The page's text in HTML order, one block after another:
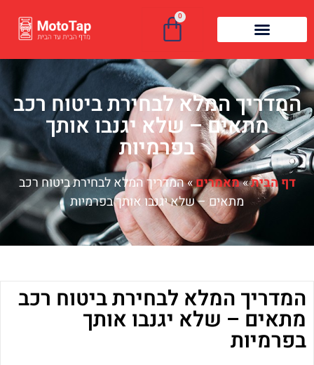
0
המדריך המלא לבחירת ביטוח רכב
מתאים – שלא יגנבו אותך
בפרמיות
דף הבית»מאמרים»המדריך המלא לבחירת ביטוח רכב
מתאים – שלא יגנבו אותך בפרמיות
המדריך המלא לבחירת ביטוח רכב
מתאים – שלא יגנבו אותך
בפרמיות